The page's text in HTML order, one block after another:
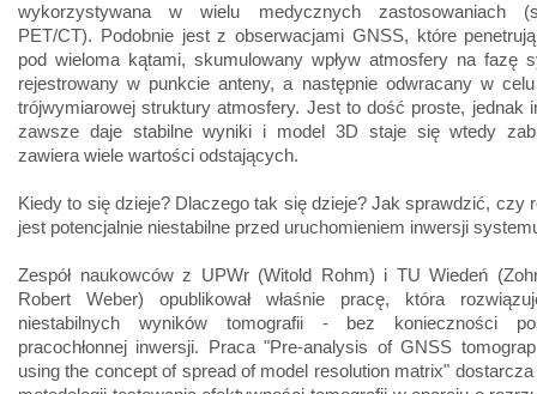
wykorzystywana w wielu medycznych zastosowaniach
PET/CT). Podobnie jest z obserwacjami GNSS, które
pod wieloma kątami, skumulowany wpływ atmosfery na fazę
rejestrowany w punkcie anteny, a następnie odwracany w
trójwymiarowej struktury atmosfery. Jest to dość proste, jednak
zawsze daje stabilne wyniki i model 3D staje się wtedy
zawiera wiele wartości odstających.
Kiedy to się dzieje? Dlaczego tak się dzieje? Jak sprawdzić, czy
jest potencjalnie niestabilne przed uruchomieniem inwersji
Zespół naukowców z UPWr (Witold Rohm) i TU Wiedeń
Robert Weber) opublikował właśnie pracę, która
niestabilnych wyników tomografii - bez konieczności
pracochłonnej inwersji. Praca "Pre-analysis of GNSS
using the concept of spread of model resolution matrix"